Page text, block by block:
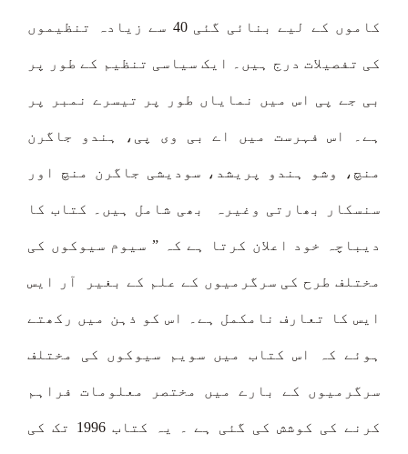
کاموں کے لیے بنائی گئی 40 سے زیادہ تنظیموں
کی تفصیلات درج ہیں۔ ایک سیاسی تنظیم کے طور پر
بی جے پی اس میں نمایاں طور پر تیسرے نمبر پر
ہے۔ اس فہرست میں اے بی وی پی، ہندو جاگرن
منچ، وشو ہندو پریشد، سودیشی جاگرن منچ اور
سنسکار بھارتی وغیرہ بھی شامل ہیں۔ کتاب کا
دیباچہ خود اعلان کرتا ہے کہ ” سیوم سیوکوں کی
مختلف طرح کی سرگرمیوں کے علم کے بغیر آر ایس
ایس کا تعارف نامکمل ہے۔ اس کو ذہن میں رکھتے
ہوئے کہ اس کتاب میں سویم سیوکوں کی مختلف
سرگرمیوں کے بارے میں مختصر معلومات فراہم
کرنے کی کوشش کی گئی ہے ۔ یہ کتاب 1996 تک کی